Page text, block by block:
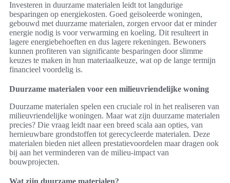
Investeren in duurzame materialen leidt tot langdurige
besparingen op energiekosten. Goed geïsoleerde woningen,
gebouwd met duurzame materialen, zorgen ervoor dat er minder
energie nodig is voor verwarming en koeling. Dit resulteert in
lagere energiebehoeften en dus lagere rekeningen. Bewoners
kunnen profiteren van significante besparingen door slimme
keuzes te maken in hun materiaalkeuze, wat op de lange termijn
financieel voordelig is.
Duurzame materialen voor een milieuvriendelijke woning
Duurzame materialen spelen een cruciale rol in het realiseren van
milieuvriendelijke woningen. Maar wat zijn duurzame materialen
precies? Die vraag leidt naar een breed scala aan opties, van
hernieuwbare grondstoffen tot gerecycleerde materialen. Deze
materialen bieden niet alleen prestatievoordelen maar dragen ook
bij aan het verminderen van de milieu-impact van
bouwprojecten.